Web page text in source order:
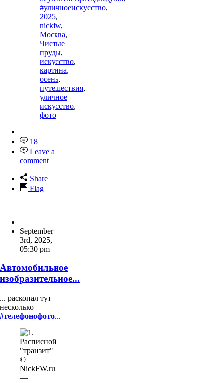
#уличноеискусство,
2025,
nickfw,
Москва,
Чистые
пруды,
искусство,
картина,
осень,
путешествия,
уличное
искусство,
фото
18
Leave a
comment
Share
Flag
September
3rd, 2025,
05:30 pm
Автомобильное
изобразительное...
... раскопал тут
несколько
#телефонофото...